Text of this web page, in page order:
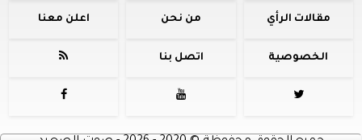
مقالات الرأي من نحن اعلن معنا
الخصوصية اتصل بنا 


